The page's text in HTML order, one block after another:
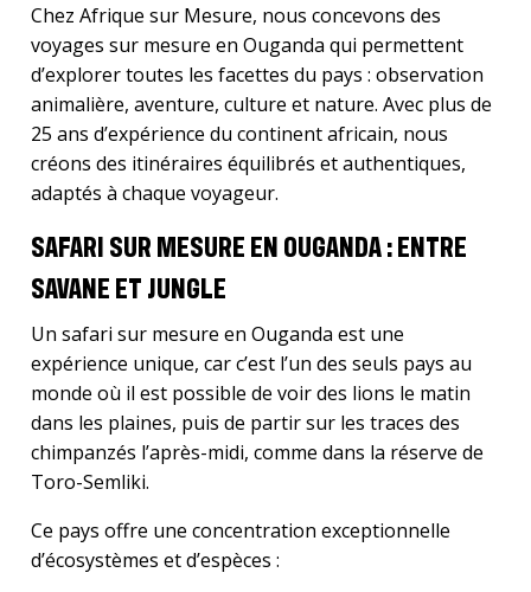
Chez Afrique sur Mesure, nous concevons des
voyages sur mesure en Ouganda qui permettent
d’explorer toutes les facettes du pays : observation
animalière, aventure, culture et nature. Avec plus de
25 ans d’expérience du continent africain, nous
créons des itinéraires équilibrés et authentiques,
adaptés à chaque voyageur.
SAFARI SUR MESURE EN OUGANDA : ENTRE
SAVANE ET JUNGLE
Un safari sur mesure en Ouganda est une
expérience unique, car c’est l’un des seuls pays au
monde où il est possible de voir des lions le matin
dans les plaines, puis de partir sur les traces des
chimpanzés l’après-midi, comme dans la réserve de
Toro-Semliki.
Ce pays offre une concentration exceptionnelle
d’écosystèmes et d’espèces :